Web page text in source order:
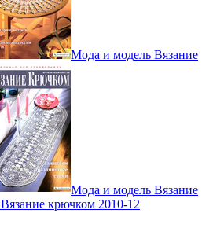
Мода и модель Вязание
Мода и модель Вязание
крючком 2010-12